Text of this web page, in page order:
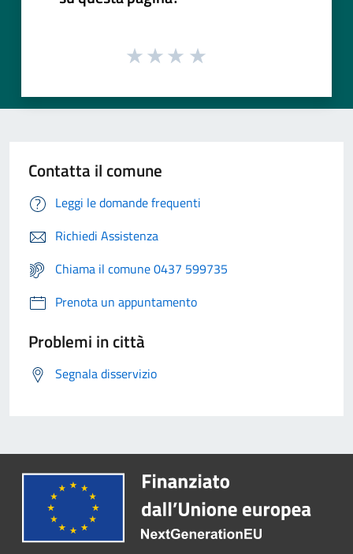
Contatta il comune
Leggi le domande frequenti
Richiedi Assistenza
Chiama il comune 0437 599735
Prenota un appuntamento
Problemi in città
Segnala disservizio